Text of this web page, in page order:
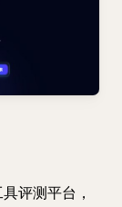
评测平台，